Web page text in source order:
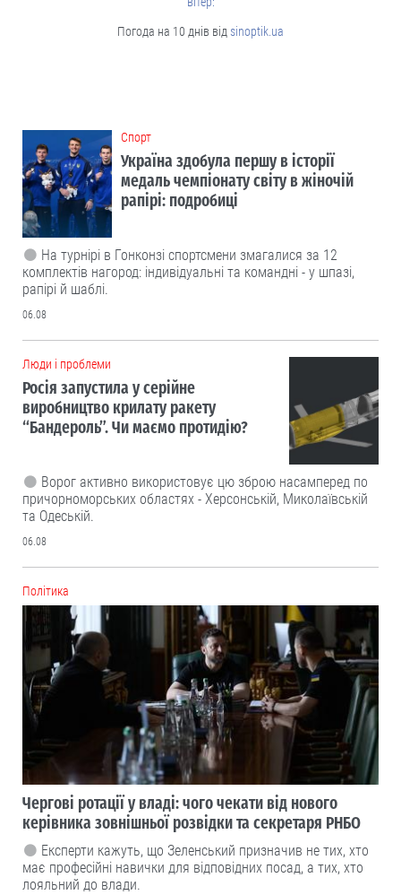
Погода на 10 днів від sinoptik.ua
Cпорт
Україна здобула першу в історії
медаль чемпіонату світу в жіночій
рапірі: подробиці
На турнірі в Гонконзі спортсмени змагалися за 12
комплектів нагород: індивідуальні та командні - у шпазі,
рапірі й шаблі.
06.08
Люди і проблеми
Росія запустила у серійне
виробництво крилату ракету
“Бандероль”. Чи маємо протидію?
Ворог активно використовує цю зброю насамперед по
причорноморських областях - Херсонській, Миколаївській
та Одеській.
06.08
Політика
Чергові ротації у владі: чого чекати від нового
керівника зовнішньої розвідки та секретаря РНБО
Експерти кажуть, що Зеленський призначив не тих, хто
має професійні навички для відповідних посад, а тих, хто
лояльний до влади.